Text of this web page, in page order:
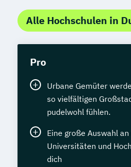
Alle Hochschulen in
Pro
Urbane Gemüter
so vielfältigen
pudelwohl fühlen.
Eine große Auswahl
Universitäten und
dich